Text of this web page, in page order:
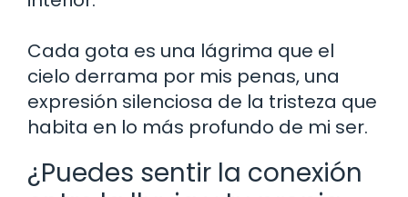
Cada gota es una lágrima que el
cielo derrama por mis penas, una
expresión silenciosa de la tristeza que
habita en lo más profundo de mi ser.
¿Puedes sentir la conexión